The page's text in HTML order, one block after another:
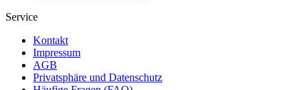
Service
Kontakt
Impressum
AGB
Privatsphäre und Datenschutz